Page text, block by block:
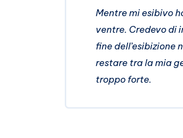
Mentre mi esibivo
ventre. Credevo di
fine dell’esibizione
restare tra la mia
troppo forte.